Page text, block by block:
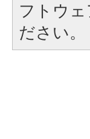
フトウ
ださい。